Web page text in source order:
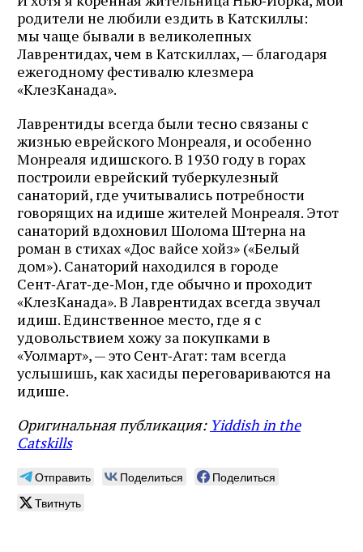
родители не любили ездить в Катскиллы:
мы чаще бывали в великолепных
Лаврентидах, чем в Катскиллах, — благодаря
ежегодному фестивалю клезмера
«КлезКанада».
Лаврентиды всегда были тесно связаны с
жизнью еврейского Монреаля, и особенно
Монреаля идишского. В 1930 году в горах
построили еврейский туберкулезный
санаторий, где учитывались потребности
говорящих на идише жителей Монреаля. Этот
санаторий вдохновил Шолома Штерна на
роман в стихах «Дос вайсе хойз» («Белый
дом»). Санаторий находился в городе
Сент‑Агат‑де‑Мон, где обычно и проходит
«КлезКанада». В Лаврентидах всегда звучал
идиш. Единственное место, где я с
удовольствием хожу за покупками в
«Уолмарт», — это Сент‑Агат: там всегда
услышишь, как хасиды переговариваются на
идише.
Оригинальная публикация: Yiddish in the
Catskills
Отправить Поделиться
Поделиться
Твитнуть